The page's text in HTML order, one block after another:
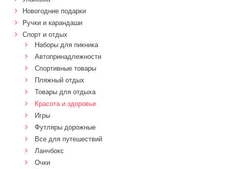
Новогодние подарки
Ручки и карандаши
Спорт и отдых
Наборы для пикника
Автопринадлежности
Спортивные товары
Пляжный отдых
Товары для отдыха
Красота и здоровье
Игры
Футляры дорожные
Все для путешествий
Ланчбокс
Очки